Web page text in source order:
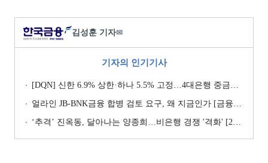
김성훈 기자✉
기자의 인기기사
[DQN] 신한 6.9% 상한·하나 5.5% 고정…4대은행 중금리대출 승부수
얼라인 JB-BNK금융 합병 검토 요구, 왜 지금인가 [금융지주는 지금]
‘추격ʼ 진옥동, 달아나는 양종희…비은행 경쟁 '격화' [2026 금융사 상반기 리그테이블]